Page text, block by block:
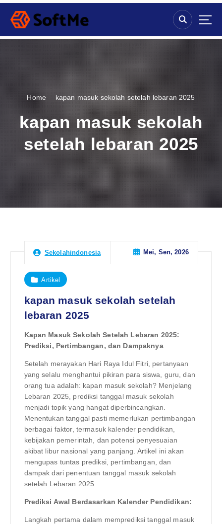
S
p
Home kapan masuk sekolah setelah lebaran 2025
kapan masuk sekolah
setelah lebaran 2025
Sekolahindonesia Mei, Sen, 2026
Artikel
kapan masuk sekolah setelah
lebaran 2025
Kapan Masuk Sekolah Setelah Lebaran 2025:
Prediksi, Pertimbangan, dan Dampaknya
Setelah merayakan Hari Raya Idul Fitri, pertanyaan
yang selalu menghantui pikiran para siswa, guru, dan
orang tua adalah: kapan masuk sekolah? Menjelang
Lebaran 2025, prediksi tanggal masuk sekolah
menjadi topik yang hangat diperbincangkan.
Menentukan tanggal pasti memerlukan pertimbangan
berbagai faktor, termasuk kalender pendidikan,
kebijakan pemerintah, dan potensi penyesuaian
akibat libur nasional yang panjang. Artikel ini akan
mengupas tuntas prediksi, pertimbangan, dan
dampak dari penentuan tanggal masuk sekolah
setelah Lebaran 2025.
Prediksi Awal Berdasarkan Kalender Pendidikan:
Langkah pertama dalam memprediksi tanggal masuk